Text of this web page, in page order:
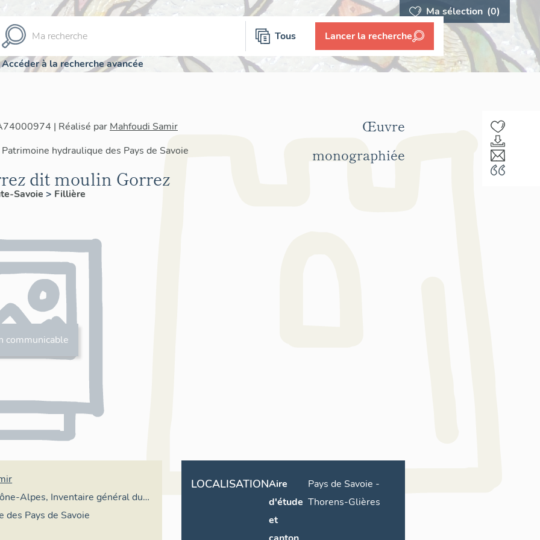
Ma sélection (0)
Tous Lancer la recherche
Accéder à la recherche avancée
| Réalisé par Mahfoudi Samir
hydraulique des Pays de Savoie
dit moulin Gorrez
Savoie > Fillière
Œuvre
monographiée
communicable
Alpes, Inventaire général du
Pays de Savoie
LOCALISATIONAire
d'étude
et
Pays de Savoie -
Thorens-Glières